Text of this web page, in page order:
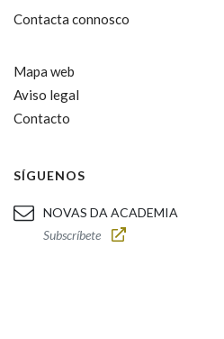
Contacta connosco
Mapa web
Aviso legal
Contacto
SÍGUENOS
NOVAS DA ACADEMIA
Subscríbete